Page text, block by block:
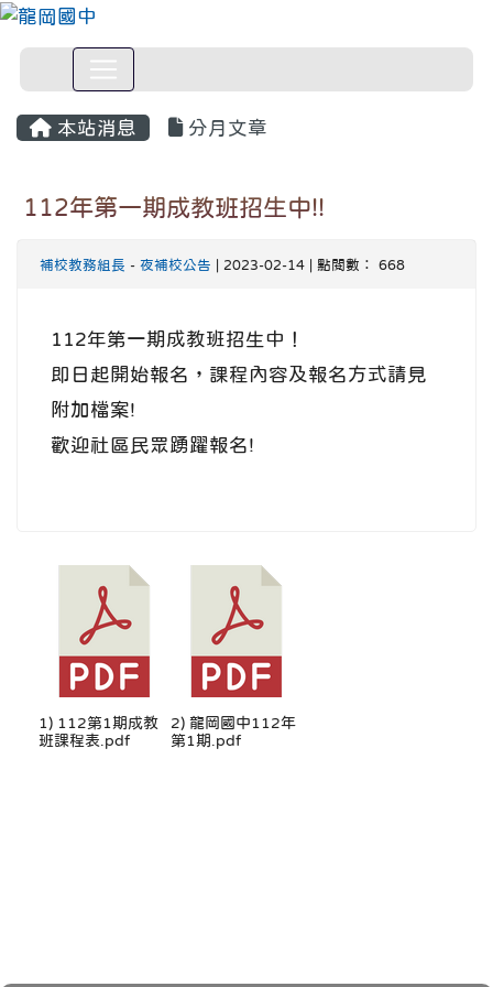
本站消息 分月文章
112年第一期成教班招生中!!
補校教務組長 - 夜補校公告 | 2023-02-14 | 點閱數： 668
112年第一期成教班招生中！
即日起開始報名，課程內容及報名方式請見
附加檔案!
歡迎社區民眾踴躍報名!
1) 112第1期成教
班課程表.pdf
2) 龍岡國中112年
第1期.pdf